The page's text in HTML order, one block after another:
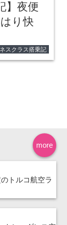
】夜便
り快
スクラス搭乗記
more
トルコ航空ラ